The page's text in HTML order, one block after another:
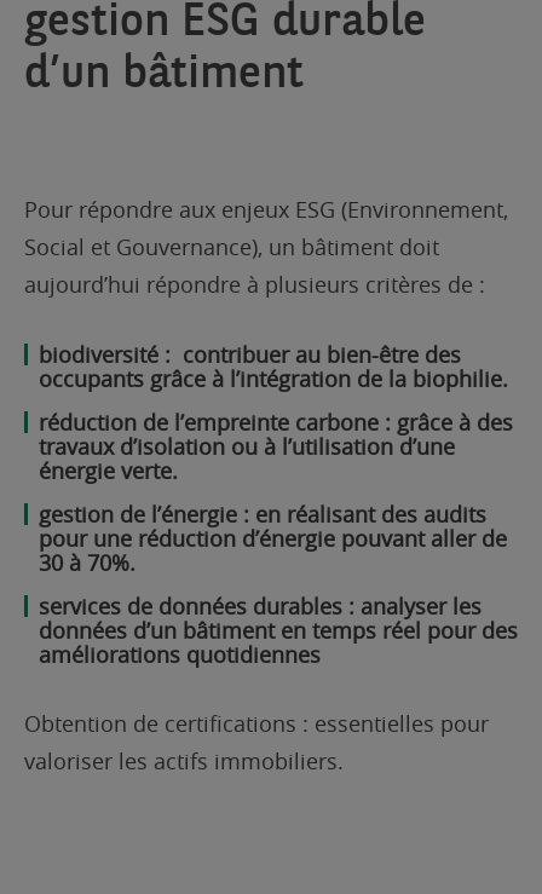
gestion ESG durable
d’un bâtiment
Pour répondre aux enjeux ESG (Environnement,
Social et Gouvernance), un bâtiment doit
aujourd’hui répondre à plusieurs critères de :
biodiversité : contribuer au bien-être des
occupants grâce à l’intégration de la biophilie.
réduction de l’empreinte carbone : grâce à des
travaux d’isolation ou à l’utilisation d’une
énergie verte.
gestion de l’énergie : en réalisant des audits
pour une réduction d’énergie pouvant aller de
30 à 70%.
services de données durables : analyser les
données d’un bâtiment en temps réel pour des
améliorations quotidiennes
Obtention de certifications : essentielles pour
valoriser les actifs immobiliers.